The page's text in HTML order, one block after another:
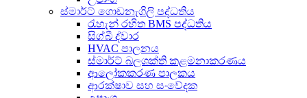
ස්මාර්ට් ගොඩනැගිලි පද්ධතිය
රැහැන් රහිත BMS පද්ධතිය
සිග්බී ද්වාර
HVAC පාලනය
ස්මාර්ට් බලශක්ති කළමනාකරණය
ආලෝකකරණ පාලකය
ආරක්ෂාව සහ සංවේදක